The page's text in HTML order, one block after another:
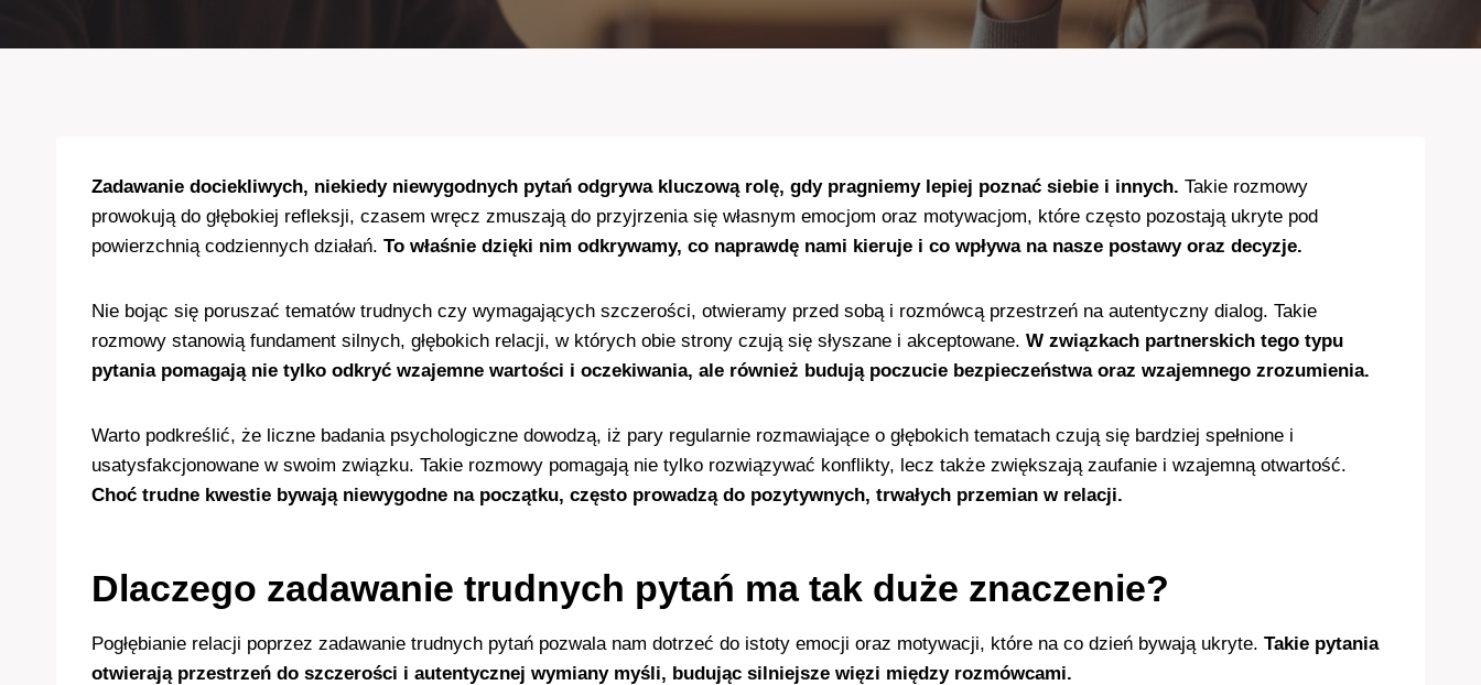
Zadawanie dociekliwych, niekiedy niewygodnych pytań odgrywa kluczową rolę, gdy pragniemy lepiej poznać siebie i innych. Takie rozmowy
prowokują do głębokiej refleksji, czasem wręcz zmuszają do przyjrzenia się własnym emocjom oraz motywacjom, które często pozostają ukryte pod
powierzchnią codziennych działań. To właśnie dzięki nim odkrywamy, co naprawdę nami kieruje i co wpływa na nasze postawy oraz decyzje.
Nie bojąc się poruszać tematów trudnych czy wymagających szczerości, otwieramy przed sobą i rozmówcą przestrzeń na autentyczny dialog. Takie
rozmowy stanowią fundament silnych, głębokich relacji, w których obie strony czują się słyszane i akceptowane. W związkach partnerskich tego typu
pytania pomagają nie tylko odkryć wzajemne wartości i oczekiwania, ale również budują poczucie bezpieczeństwa oraz wzajemnego zrozumienia.
Warto podkreślić, że liczne badania psychologiczne dowodzą, iż pary regularnie rozmawiające o głębokich tematach czują się bardziej spełnione i
usatysfakcjonowane w swoim związku. Takie rozmowy pomagają nie tylko rozwiązywać konflikty, lecz także zwiększają zaufanie i wzajemną otwartość.
Choć trudne kwestie bywają niewygodne na początku, często prowadzą do pozytywnych, trwałych przemian w relacji.
Dlaczego zadawanie trudnych pytań ma tak duże znaczenie?
Pogłębianie relacji poprzez zadawanie trudnych pytań pozwala nam dotrzeć do istoty emocji oraz motywacji, które na co dzień bywają ukryte. Takie pytania
otwierają przestrzeń do szczerości i autentycznej wymiany myśli, budując silniejsze więzi między rozmówcami.